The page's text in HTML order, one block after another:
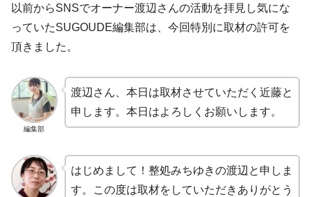
以前からSNSでオーナー渡辺さんの活動を拝見し気にな
っていたSUGOUDE編集部は、今回特別に取材の許可を
頂きました。
編集部
渡辺さん、本日は取材させていただく近藤と
申します。本日はよろしくお願いします。
はじめまして！整処みちゆきの渡辺と申しま
す。この度は取材をしていただきありがとう